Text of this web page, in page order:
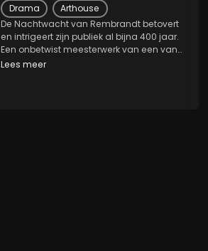
Drama
Arthouse
De Nachtwacht van Rembrandt betovert
en intrigeert zijn publiek al bijna 400 jaar.
Een onbetwist meesterwerk van een van
de grootste schilders aller tijden.
Lees meer